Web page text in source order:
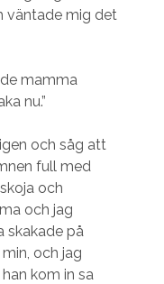
väntade mig det
mamma
nu.”
och såg att
full med
och
och jag
skakade på
och jag
kom in sa